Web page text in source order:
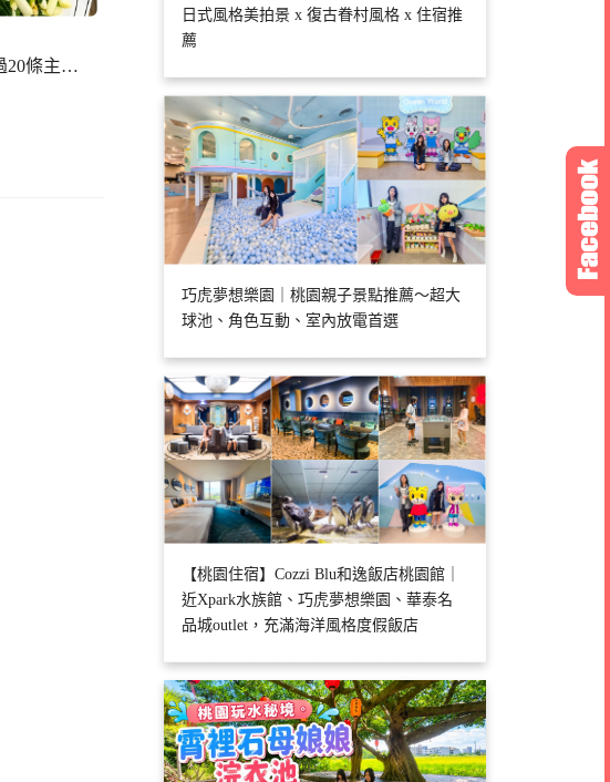
20條主…
日式風格美拍景 x 復古眷村風格 x 住宿推
薦
巧虎夢想樂園｜桃園親子景點推薦～超大
球池、角色互動、室內放電首選
【桃園住宿】Cozzi Blu和逸飯店桃園館｜
近Xpark水族館、巧虎夢想樂園、華泰名
品城outlet，充滿海洋風格度假飯店